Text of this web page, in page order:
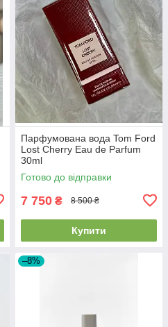
Парфумована вода Tom Ford
Lost Cherry Eau de Parfum
30ml
Готово до відправки
7 750 ₴ 8 500 ₴
Купити
–8%